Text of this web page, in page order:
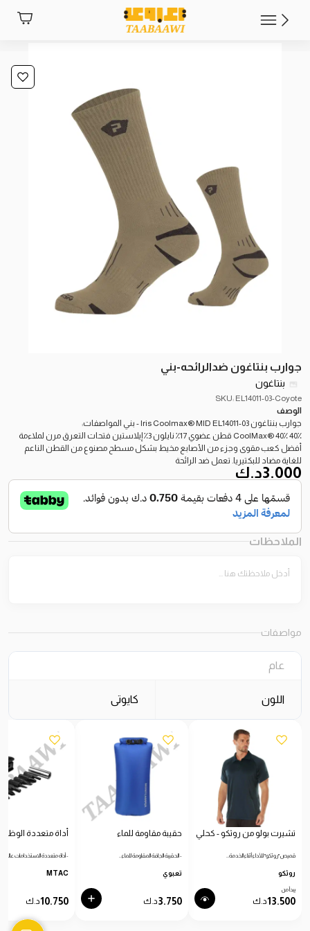
جوارب بنتاغون ضدالرائحه-بني
بنتاغون
SKU: EL14011-03-Coyote
الوصف
جوارب بنتاغون Iris Coolmax® MID EL14011-03 - بني المواصفات:
40٪ CoolMax® 40٪ قطن عضوي 17٪ نايلون 3٪ إيلاستين فتحات التعرق مرن لملاءمة
أفضل كعب مقوى وجزء من الأصابع مخيط بشكل مسطح مصنوع من القطن الناعم
للغاية مضاد للبكتيريا. تعمل ضد الرائحة
3.000د.ك
الملاحظات
مواصفات
عام
اللون كايوتى
تشيرت بولو من روثكو - كحلي
قميص "روثكو" للأداء أثناء الخدمة…
روثكو
يبدأ من
13.500د.ك
حقيبة مقاومة للماء
- الحقيبة الجافة المقاومة للماء…
تعبوي
3.750د.ك
أداة متعددة
- أداة متعددة الاستخدامات عالية…
MTAC
10.750د.ك